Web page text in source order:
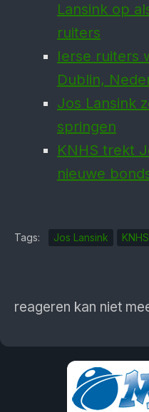
Lansink op
ruiters
Ierse ruiters
Dublin,
Jos Lansink
springen
KNHS trekt
nieuwe
Tags: Jos Lansink KNHS
reageren kan niet